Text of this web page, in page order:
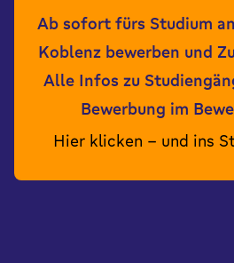
Ab sofort fürs Studium
Koblenz bewerben und
Alle Infos zu
Bewerbung im
Hier klicken – und ins